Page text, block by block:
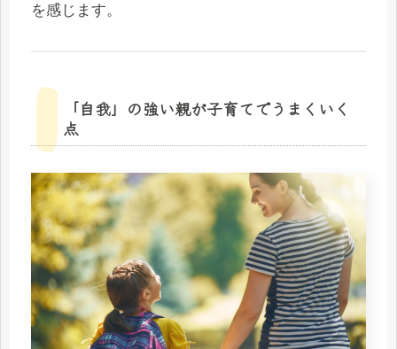
を感じます。
「自我」の強い親が子育てでうまくいく
点